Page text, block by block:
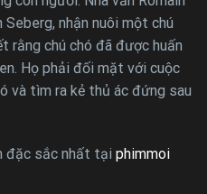
Seberg, nhận nuôi một chú
rằng chú chó đã được huấn
Họ phải đối mặt với cuộc
và tìm ra kẻ thủ ác đứng sau
đặc sắc nhất tại phimmoi